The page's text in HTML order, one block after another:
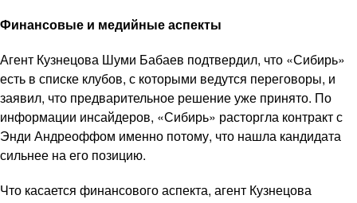
Финансовые и медийные аспекты
Агент Кузнецова Шуми Бабаев подтвердил, что «Сибирь»
есть в списке клубов, с которыми ведутся переговоры, и
заявил, что предварительное решение уже принято. По
информации инсайдеров, «Сибирь» расторгла контракт с
Энди Андреоффом именно потому, что нашла кандидата
сильнее на его позицию.
Что касается финансового аспекта, агент Кузнецова